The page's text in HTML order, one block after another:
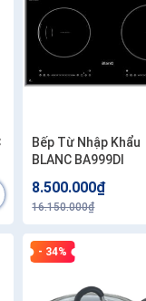
Bếp Từ Nhập Khẩu
BLANC BA999DI
8.500.000₫
16.150.000₫
- 34%